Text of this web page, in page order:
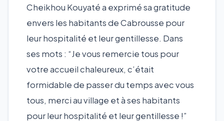
Cheikhou Kouyaté a exprimé sa gratitude
envers les habitants de Cabrousse pour
leur hospitalité et leur gentillesse. Dans
ses mots : “Je vous remercie tous pour
votre accueil chaleureux, c’était
formidable de passer du temps avec vous
tous, merci au village et à ses habitants
pour leur hospitalité et leur gentillesse !”